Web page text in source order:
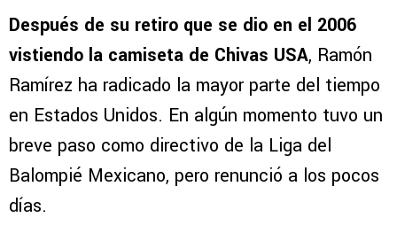
Después de su retiro que se dio en el 2006
vistiendo la camiseta de Chivas USA, Ramón
Ramírez ha radicado la mayor parte del tiempo
en Estados Unidos. En algún momento tuvo un
breve paso como directivo de la Liga del
Balompié Mexicano, pero renunció a los pocos
días.